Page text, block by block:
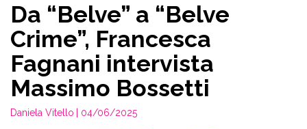
Da “Belve” a “Belve
Crime”, Francesca
Fagnani intervista
Massimo Bossetti
Daniela Vitello | 04/06/2025